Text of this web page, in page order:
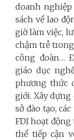
doanh
sách về lao
giờ làm việc,
chậm trễ
công đoàn…
giáo dục
phương thức
giới. Xây dựng
sở đào tạo,
FDI hoạt
thể tiếp cận